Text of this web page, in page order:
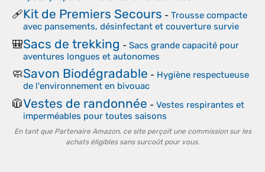
🩹Kit de Premiers Secours - Trousse compacte
avec pansements, désinfectant et couverture survie
🎒Sacs de trekking - Sacs grande capacité pour
aventures longues et autonomes
🧼Savon Biodégradable - Hygiène respectueuse
de l'environnement en bivouac
🧥Vestes de randonnée - Vestes respirantes et
imperméables pour toutes saisons
En tant que Partenaire Amazon, ce site perçoit une commission sur les
achats éligibles sans surcoût pour vous.